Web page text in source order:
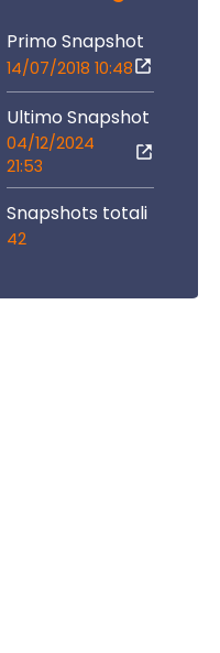
Primo Snapshot
14/07/2018 10:48
Ultimo Snapshot
04/12/2024
21:53
Snapshots totali
42